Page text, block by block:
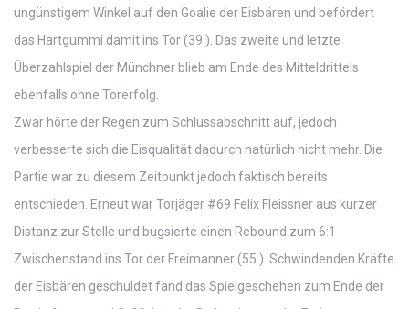
ungünstigem Winkel auf den Goalie der Eisbären und befördert
das Hartgummi damit ins Tor (39.). Das zweite und letzte
Überzahlspiel der Münchner blieb am Ende des Mitteldrittels
ebenfalls ohne Torerfolg.
Zwar hörte der Regen zum Schlussabschnitt auf, jedoch
verbesserte sich die Eisqualität dadurch natürlich nicht mehr. Die
Partie war zu diesem Zeitpunkt jedoch faktisch bereits
entschieden. Erneut war Torjäger #69 Felix Fleissner aus kurzer
Distanz zur Stelle und bugsierte einen Rebound zum 6:1
Zwischenstand ins Tor der Freimanner (55.). Schwindenden Kräfte
der Eisbären geschuldet fand das Spielgeschehen zum Ende der